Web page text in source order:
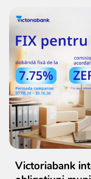
Victoriabank